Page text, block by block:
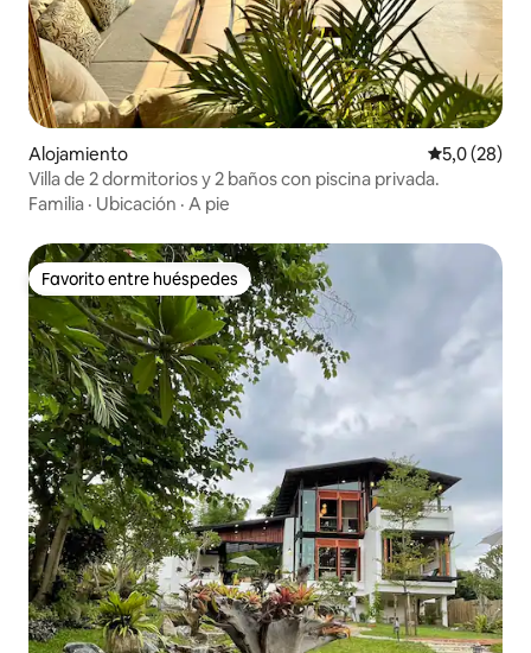
Alojamiento Calificación
5,0 (28)
Villa de 2 dormitorios y 2 baños con piscina privada.
Familia · Ubicación · A pie
Favorito entre huéspedes
Favorito entre huéspedes